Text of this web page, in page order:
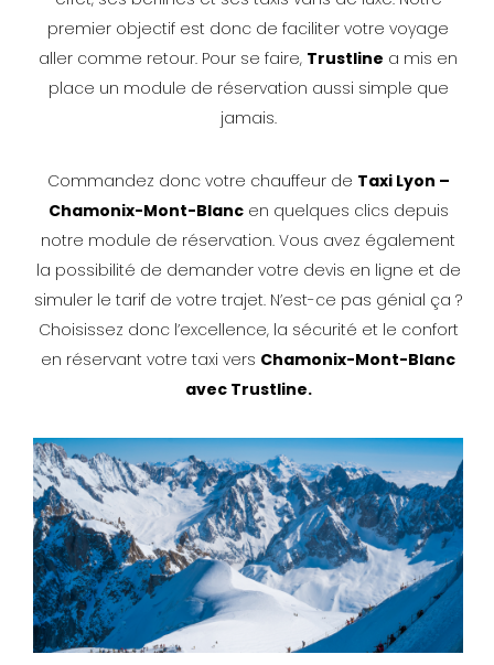
premier objectif est donc de faciliter votre voyage
aller comme retour. Pour se faire, Trustline a mis en
place un module de réservation aussi simple que
jamais.
Commandez donc votre chauffeur de Taxi Lyon –
Chamonix-Mont-Blancen quelques clics depuis
notre module de réservation. Vous avez également
la possibilité de demander votre devis en ligne et de
simuler le tarif de votre trajet. N’est-ce pas génial ça ?
Choisissez donc l’excellence, la sécurité et le confort
en réservant votre taxi vers Chamonix-Mont-Blanc
avec Trustline.